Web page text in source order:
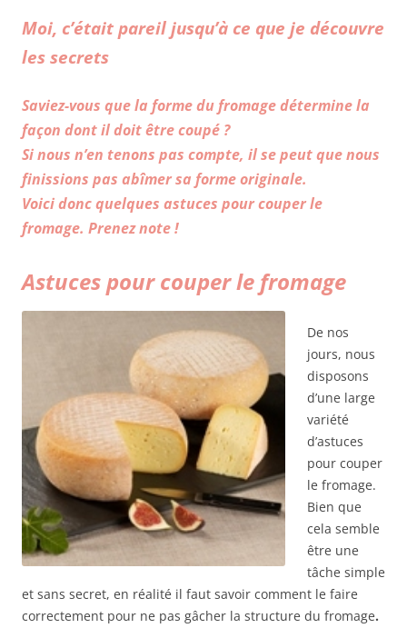
Moi, c’était pareil jusqu’à ce que je découvre
les secrets
Saviez-vous que la forme du fromage détermine la
façon dont il doit être coupé ?
Si nous n’en tenons pas compte, il se peut que nous
finissions pas abîmer sa forme originale.
Voici donc quelques astuces pour couper le
fromage. Prenez note !
Astuces pour couper le fromage
De nos
jours, nous
disposons
d’une large
variété
d’astuces
pour couper
le fromage.
Bien que
cela semble
être une
tâche simple
et sans secret, en réalité il faut savoir comment le faire
correctement pour ne pas gâcher la structure du fromage.